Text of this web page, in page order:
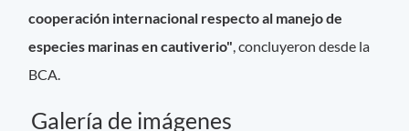
cooperación internacional respecto al manejo de
especies marinas en cautiverio", concluyeron desde la
BCA.
Galería de imágenes